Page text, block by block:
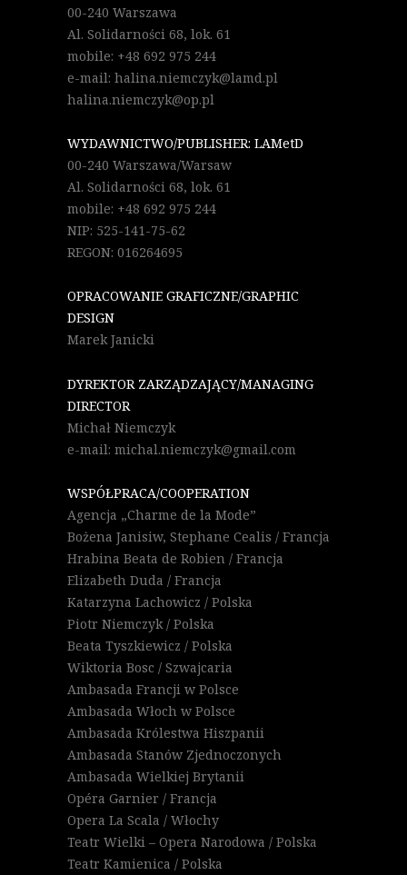
00-240 Warszawa
Al. Solidarności 68, lok. 61
mobile: +48 692 975 244
e-mail: halina.niemczyk@lamd.pl
halina.niemczyk@op.pl
WYDAWNICTWO/PUBLISHER: LAMetD
00-240 Warszawa/Warsaw
Al. Solidarności 68, lok. 61
mobile: +48 692 975 244
NIP: 525-141-75-62
REGON: 016264695
OPRACOWANIE GRAFICZNE/GRAPHIC
DESIGN
Marek Janicki
DYREKTOR ZARZĄDZAJĄCY/MANAGING
DIRECTOR
Michał Niemczyk
e-mail: michal.niemczyk@gmail.com
WSPÓŁPRACA/COOPERATION
Agencja „Charme de la Mode”
Bożena Janisiw, Stephane Cealis / Francja
Hrabina Beata de Robien / Francja
Elizabeth Duda / Francja
Katarzyna Lachowicz / Polska
Piotr Niemczyk / Polska
Beata Tyszkiewicz / Polska
Wiktoria Bosc / Szwajcaria
Ambasada Francji w Polsce
Ambasada Włoch w Polsce
Ambasada Królestwa Hiszpanii
Ambasada Stanów Zjednoczonych
Ambasada Wielkiej Brytanii
Opéra Garnier / Francja
Opera La Scala / Włochy
Teatr Wielki – Opera Narodowa / Polska
Teatr Kamienica / Polska